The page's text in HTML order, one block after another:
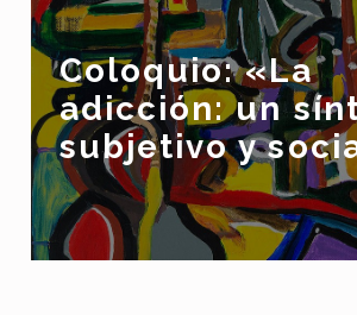
Coloquio: «La
adicción: un
subjetivo y